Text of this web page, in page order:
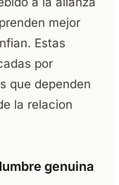
mejor
Estas
por
que dependen
la relacion
genuina